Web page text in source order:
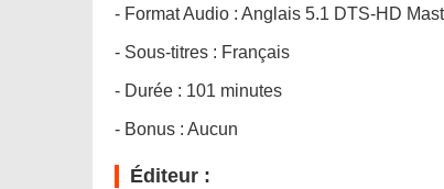
- Format Audio : Anglais 5.1 DTS-HD
- Sous-titres : Français
- Durée : 101 minutes
- Bonus : Aucun
Éditeur :